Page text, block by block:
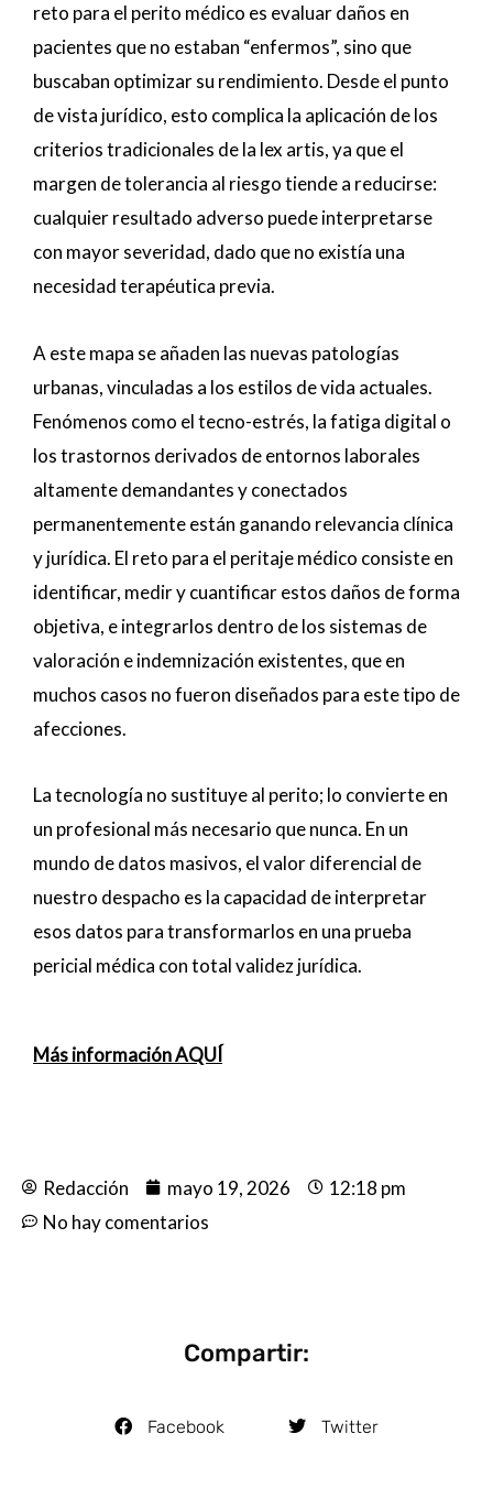
reto para el perito médico es evaluar daños en
pacientes que no estaban “enfermos”, sino que
buscaban optimizar su rendimiento. Desde el punto
de vista jurídico, esto complica la aplicación de los
criterios tradicionales de la lex artis, ya que el
margen de tolerancia al riesgo tiende a reducirse:
cualquier resultado adverso puede interpretarse
con mayor severidad, dado que no existía una
necesidad terapéutica previa.
A este mapa se añaden las nuevas patologías
urbanas, vinculadas a los estilos de vida actuales.
Fenómenos como el tecno-estrés, la fatiga digital o
los trastornos derivados de entornos laborales
altamente demandantes y conectados
permanentemente están ganando relevancia clínica
y jurídica. El reto para el peritaje médico consiste en
identificar, medir y cuantificar estos daños de forma
objetiva, e integrarlos dentro de los sistemas de
valoración e indemnización existentes, que en
muchos casos no fueron diseñados para este tipo de
afecciones.
La tecnología no sustituye al perito; lo convierte en
un profesional más necesario que nunca. En un
mundo de datos masivos, el valor diferencial de
nuestro despacho es la capacidad de interpretar
esos datos para transformarlos en una prueba
pericial médica con total validez jurídica.
Más información AQUÍ
Redacción mayo 19, 2026
12:18 pm
No hay comentarios
Compartir:
Facebook Twitter